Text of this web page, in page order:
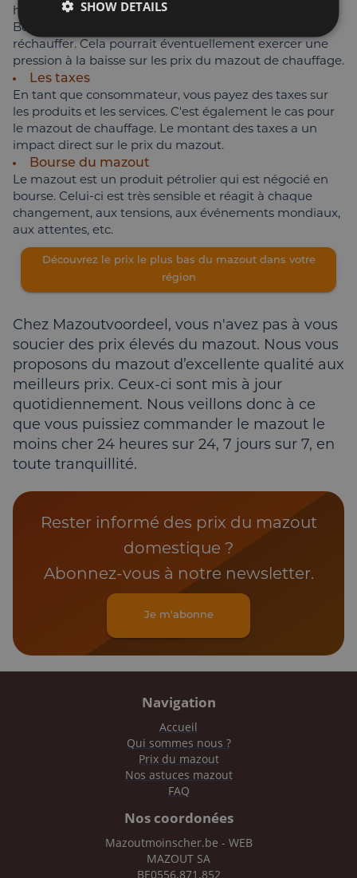
heureusement pas connu d'hivers trop rigoureux en
Belgique. Il faut donc moins chauffer pour se
réchauffer. Cela pourrait éventuellement exercer une
pression à la baisse sur les prix du mazout de chauffage.
Les taxes
En tant que consommateur, vous payez des taxes sur
les produits et les services. C'est également le cas pour
le mazout de chauffage. Le montant des taxes a un
impact direct sur le prix du mazout.
Bourse du mazout
Le mazout est un produit pétrolier qui est négocié en
bourse. Celui-ci est très sensible et réagit à chaque
changement, aux tensions, aux événements mondiaux,
aux attentes, etc.
Découvrez le prix le plus bas du mazout dans votre
région
Chez Mazoutvoordeel, vous n'avez pas à vous
soucier des prix élevés du mazout. Nous vous
proposons du mazout d’excellente qualité aux
meilleurs prix. Ceux-ci sont mis à jour
quotidiennement. Nous veillons donc à ce
que vous puissiez commander le mazout le
moins cher 24 heures sur 24, 7 jours sur 7, en
toute tranquillité.
Rester informé des prix du mazout
domestique ?
Abonnez-vous à notre newsletter.
Je m'abonne
Navigation
Accueil
Qui sommes nous ?
Prix du mazout
Nos astuces mazout
FAQ
Nos coordonées
Mazoutmoinscher.be - WEB
MAZOUT SA
BE0556.871.852
SHOW DETAILS